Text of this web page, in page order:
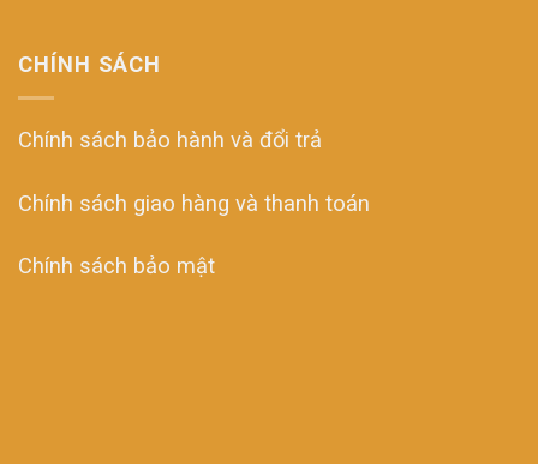
CHÍNH SÁCH
Chính sách bảo hành và đổi trả
Chính sách giao hàng và thanh toán
Chính sách bảo mật